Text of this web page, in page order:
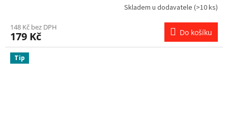
Skladem u dodavatele (>10 ks)
148 Kč bez DPH
179 Kč Do košíku
Tip